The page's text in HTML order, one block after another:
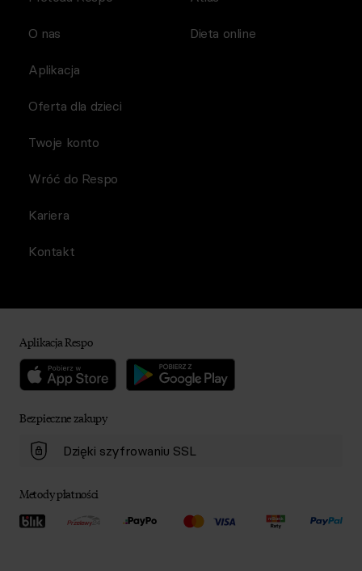
O nas
Aplikacja
Dieta online
Oferta dla dzieci
Twoje konto
Wróć do Respo
Kariera
Kontakt
Aplikacja Respo
Bezpieczne zakupy
Dzięki szyfrowaniu SSL
Metody płatności